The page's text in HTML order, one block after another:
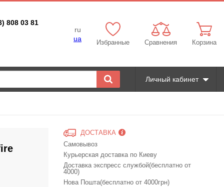
808 03 81
ru
ua
Избранные Сравнения Корзина
Личный кабинет
ДОСТАВКА
Самовывоз
Курьерская доставка по Киеву
Доставка экспресс службой(бесплатно от
4000)
Нова Пошта(бесплатно от 4000грн)